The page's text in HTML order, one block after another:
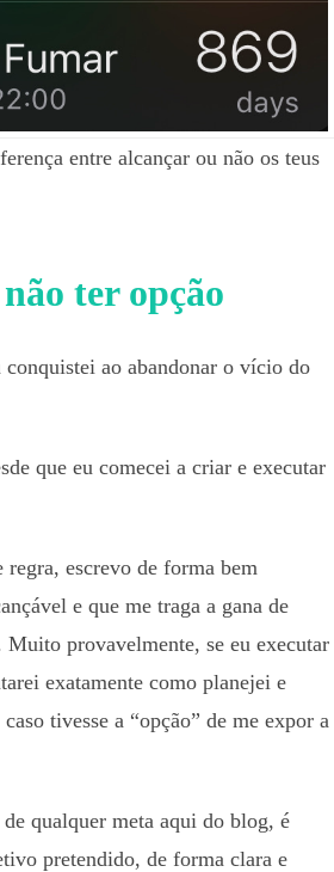
entre alcançar ou não os teus
ter opção
conquistei ao abandonar o vício do
que eu comecei a criar e executar
regra, escrevo de forma bem
e que me traga a gana de
Muito provavelmente, se eu executar
exatamente como planejei e
tivesse a “opção” de me expor a
qualquer meta aqui do blog, é
pretendido, de forma clara e